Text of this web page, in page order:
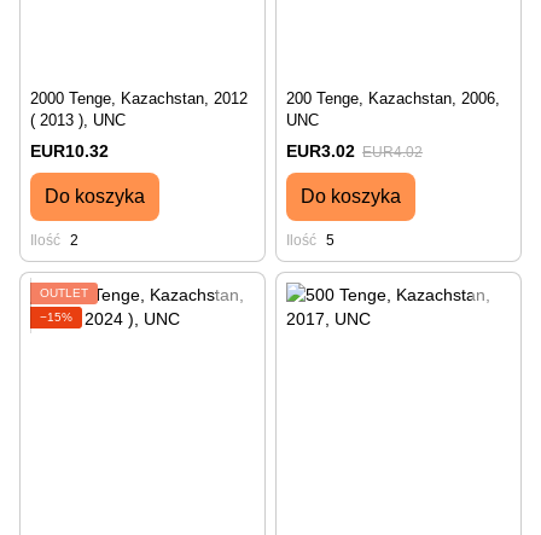
2000 Tenge, Kazachstan, 2012
( 2013 ), UNC
EUR10.32
Do koszyka
Ilość 2
200 Tenge, Kazachstan, 2006,
UNC
EUR3.02 EUR4.02
Do koszyka
Ilość 5
OUTLET
−15%